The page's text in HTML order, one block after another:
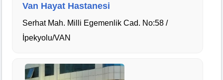
Van Hayat Hastanesi
Serhat Mah. Milli Egemenlik Cad. No:58 /
İpekyolu/VAN